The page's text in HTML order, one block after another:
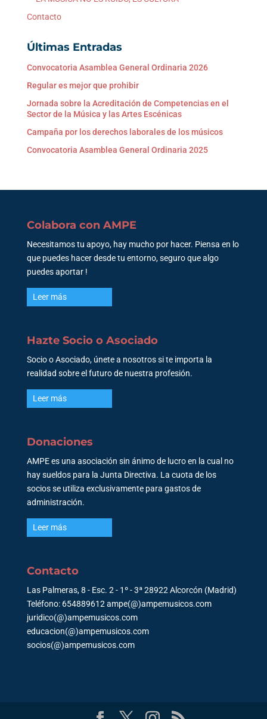
Contacto
Últimas Entradas
Convocatoria Asamblea General Ordinaria 2026
Regular es mejor que prohibir
Jornada sobre la Acreditación de Competencias en el
Sector de la Música y las Artes Escénicas
Campaña por los derechos laborales de los músicos
Convocatoria Asamblea General Ordinaria 2025
Colabora con AMPE
Necesitamos tu apoyo, hay mucho por hacer. Piensa en lo
que puedes hacer desde tu entorno, seguro que algo
puedes aportar !
Leer más
Hazte Socio o Asociado
Socio o Asociado, únete a nosotros si te importa la
realidad sobre el futuro de nuestra profesión.
Leer más
Donaciones
AMPE es una asociación sin ánimo de lucro en la cual no
hay sueldos para la Junta Directiva. La cuota de los
socios se utiliza exclusivamente para gastos de
administración.
Leer más
Contacto
Las Palmeras, 8 - Esc. 2 - 1º - 3ª 28922 Alcorcón (Madrid)
Teléfono: 654889612 ampe(@)ampemusicos.com
juridico(@)ampemusicos.com
educacion(@)ampemusicos.com
socios(@)ampemusicos.com